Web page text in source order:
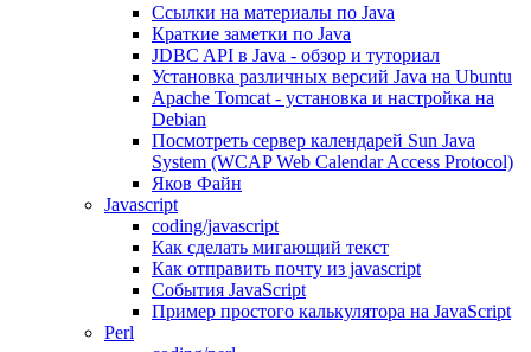
Ссылки на материалы по Java
Краткие заметки по Java
JDBC API в Java - обзор и туториал
Установка различных версий Java на Ubuntu
Apache Tomcat - установка и настройка на
Debian
Посмотреть сервер календарей Sun Java
System (WCAP Web Calendar Access Protocol)
Яков Файн
Javascript
coding/javascript
Как сделать мигающий текст
Как отправить почту из javascript
События JavaScript
Пример простого калькулятора на JavaScript
Perl